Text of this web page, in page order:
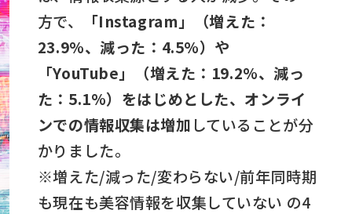
方で、
「Instagram」（増えた：
23.9%、減った：4.5%）や
「YouTube」（増えた：19.2%、減っ
た：5.1%）をはじめとした、オンライ
ンでの情報収集は増加 していることが分
かりました。
※増えた/減った/変わらない/前年同時期
も現在も美容情報を収集していない の4